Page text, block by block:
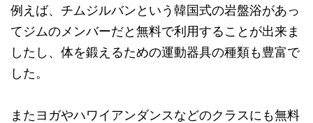
例えば、チムジルバンという韓国式の岩盤浴があっ
てジムのメンバーだと無料で利用することが出来ま
したし、体を鍛えるための運動器具の種類も豊富で
した。
またヨガやハワイアンダンスなどのクラスにも無料